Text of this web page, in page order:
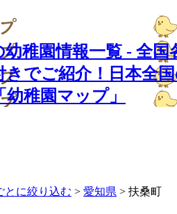
稚園情報一覧 - 全国
きでご紹介！日本全
稚園マップ」
とに絞り込む > 愛知県 > 扶桑町